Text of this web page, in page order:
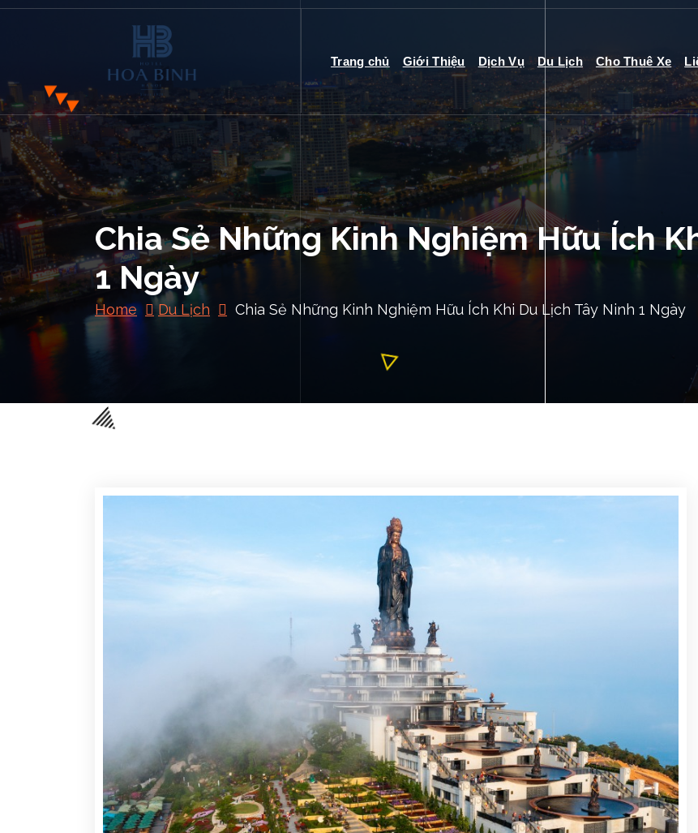
S
o
c
HOA BINH
DA NANG
HOTEL
CÔNG TY CP SINH THÁI BIỂN (KHÁCH SẠN HÒA
Trang chủ Giới Thiệu Dịch Vụ Du Lịch Cho Thuê Xe
Chia Sẻ Những Kinh Nghiệm Hữu Ích
1 Ngày
Home Du Lịch Chia Sẻ Những Kinh Nghiệm Hữu Ích Khi Du Lịch Tây Ninh 1 Ngày